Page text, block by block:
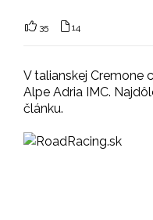
35 14
V talianskej Cremone
Alpe Adria IMC.
článku.